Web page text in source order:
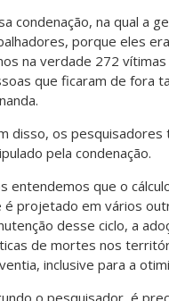
condenação, na qual a
porque eles
na verdade 272
que ficaram de fora
disso, os
pela condenação.
entendemos que o
é projetado em vários
desse ciclo, a
de mortes nos
inclusive para a
o pesquisador, é